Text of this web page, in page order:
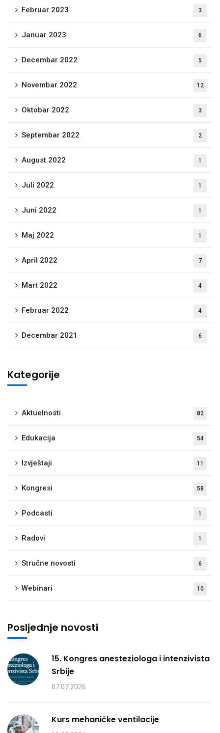
Februar 2023 3
Januar 2023 6
Decembar 2022 5
Novembar 2022 12
Oktobar 2022 3
Septembar 2022 2
August 2022 1
Juli 2022 1
Juni 2022 1
Maj 2022 1
April 2022 7
Mart 2022 4
Februar 2022 4
Decembar 2021 6
Kategorije
Aktuelnosti 82
Edukacija 54
Izvještaji 11
Kongresi 58
Podcasti 1
Radovi 1
Stručne novosti 6
Webinari 10
Posljednje novosti
15. Kongres anesteziologa i intenzivista
Srbije
07.07.2026
Kurs mehaničke ventilacije